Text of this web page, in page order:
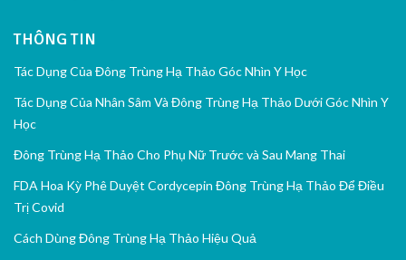
THÔNG TIN
Tác Dụng Của Đông Trùng Hạ Thảo Góc Nhìn Y Học
Tác Dụng Của Nhân Sâm Và Đông Trùng Hạ Thảo Dưới Góc Nhìn Y
Học
Đông Trùng Hạ Thảo Cho Phụ Nữ Trước và Sau Mang Thai
FDA Hoa Kỳ Phê Duyệt Cordycepin Đông Trùng Hạ Thảo Để Điều
Trị Covid
Cách Dùng Đông Trùng Hạ Thảo Hiệu Quả